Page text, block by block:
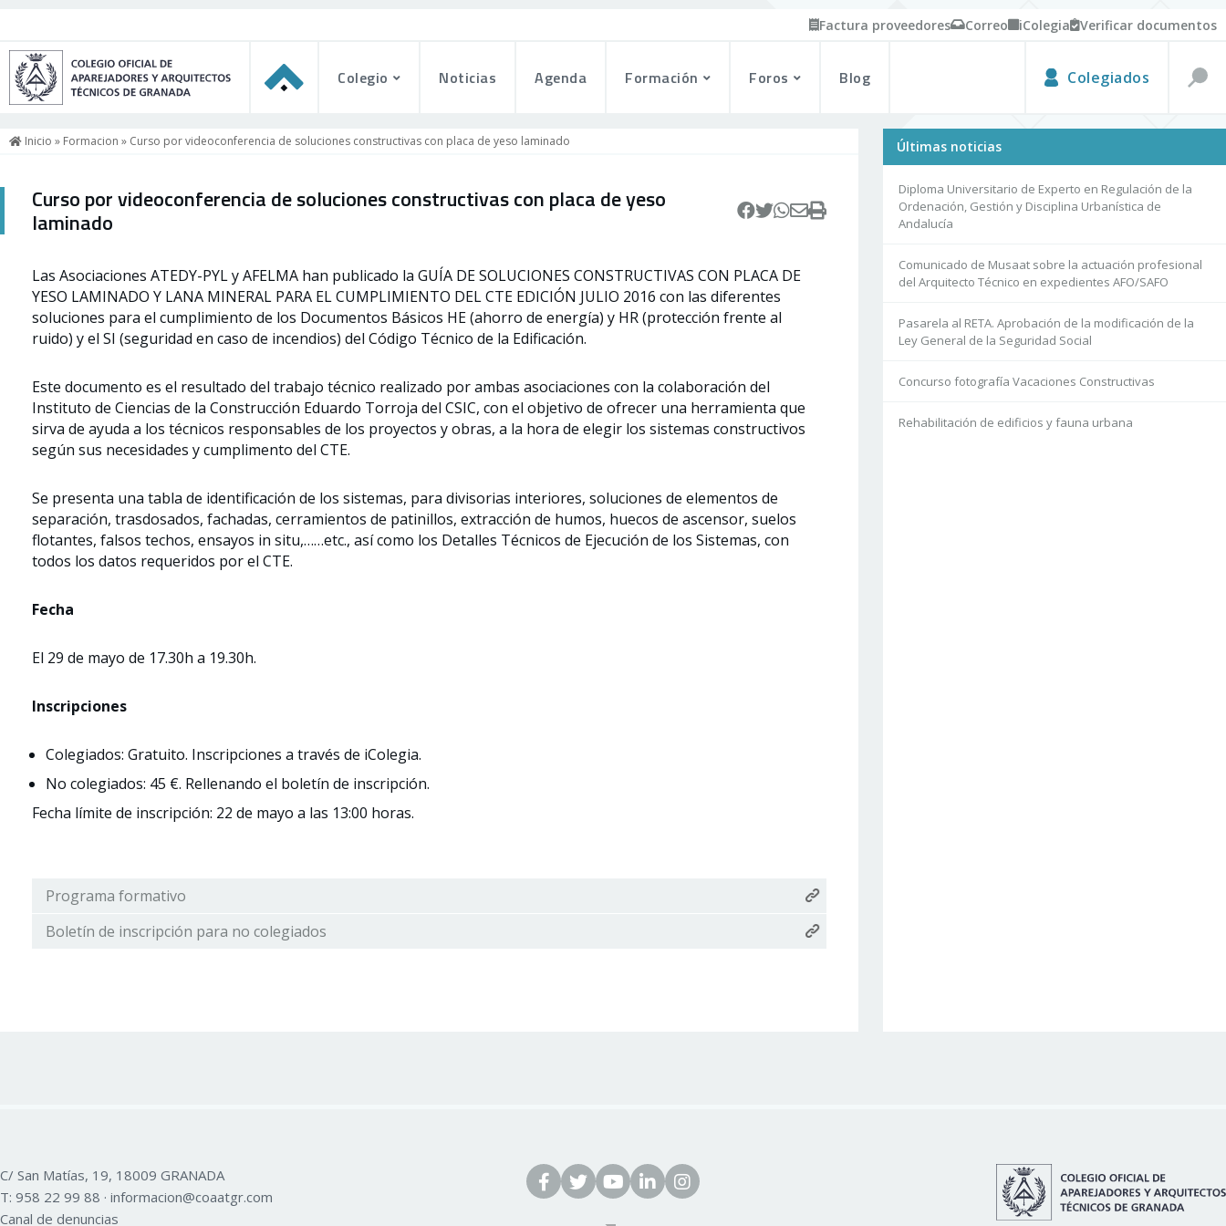
Factura proveedores Correo iColegia Verificar documentos
Colegio Noticias Agenda Formación Foros Blog Colegiados
Inicio » Formacion » Curso por videoconferencia de soluciones constructivas con placa de yeso laminado
Curso por videoconferencia de soluciones constructivas con placa de yeso
laminado
Las Asociaciones ATEDY-PYL y AFELMA han publicado la GUÍA DE SOLUCIONES CONSTRUCTIVAS CON PLACA DE
YESO LAMINADO Y LANA MINERAL PARA EL CUMPLIMIENTO DEL CTE EDICIÓN JULIO 2016 con las diferentes
soluciones para el cumplimiento de los Documentos Básicos HE (ahorro de energía) y HR (protección frente al
ruido) y el SI (seguridad en caso de incendios) del Código Técnico de la Edificación.
Este documento es el resultado del trabajo técnico realizado por ambas asociaciones con la colaboración del
Instituto de Ciencias de la Construcción Eduardo Torroja del CSIC, con el objetivo de ofrecer una herramienta que
sirva de ayuda a los técnicos responsables de los proyectos y obras, a la hora de elegir los sistemas constructivos
según sus necesidades y cumplimento del CTE.
Se presenta una tabla de identificación de los sistemas, para divisorias interiores, soluciones de elementos de
separación, trasdosados, fachadas, cerramientos de patinillos, extracción de humos, huecos de ascensor, suelos
flotantes, falsos techos, ensayos in situ,……etc., así como los Detalles Técnicos de Ejecución de los Sistemas, con
todos los datos requeridos por el CTE.
Fecha
El 29 de mayo de 17.30h a 19.30h.
Inscripciones
Colegiados: Gratuito. Inscripciones a través de iColegia.
No colegiados: 45 €. Rellenando el boletín de inscripción.
Fecha límite de inscripción: 22 de mayo a las 13:00 horas.
Programa formativo
Boletín de inscripción para no colegiados
Últimas noticias
Diploma Universitario de Experto en Regulación de la
Ordenación, Gestión y Disciplina Urbanística de
Andalucía
Comunicado de Musaat sobre la actuación profesional
del Arquitecto Técnico en expedientes AFO/SAFO
Pasarela al RETA. Aprobación de la modificación de la
Ley General de la Seguridad Social
Concurso fotografía Vacaciones Constructivas
Rehabilitación de edificios y fauna urbana
C/ San Matías, 19, 18009 GRANADA
T: 958 22 99 88 · informacion@coaatgr.com
Canal de denuncias